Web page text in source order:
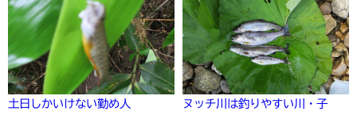
土日しかいけない勤め人
ヌッチ川は釣りやすい川・子